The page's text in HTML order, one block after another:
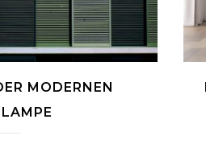
MODERNEN